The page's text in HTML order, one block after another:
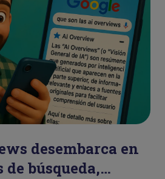
desembarca en
de búsqueda,